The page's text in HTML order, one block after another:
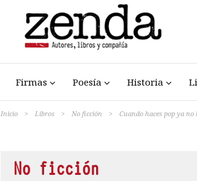
Firmas Poesía Historia
Inicio > Libros > No ficción > Cuando haces pop ya no
No ficción